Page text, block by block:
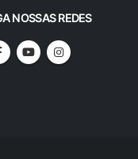
NOSSAS REDES